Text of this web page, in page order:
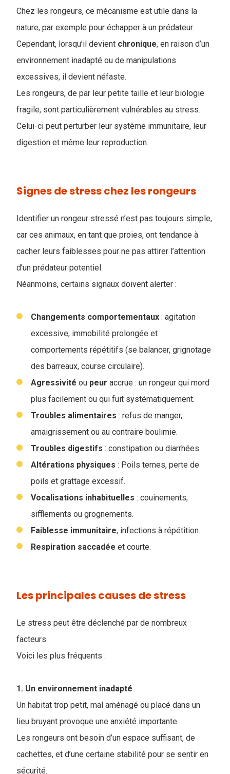
Chez les rongeurs, ce mécanisme est utile dans la
nature, par exemple pour échapper à un prédateur.
Cependant, lorsqu’il devient chronique, en raison d’un
environnement inadapté ou de manipulations
excessives, il devient néfaste.
Les rongeurs, de par leur petite taille et leur biologie
fragile, sont particulièrement vulnérables au stress.
Celui-ci peut perturber leur système immunitaire, leur
digestion et même leur reproduction.
Signes de stress chez les rongeurs
Identifier un rongeur stressé n’est pas toujours simple,
car ces animaux, en tant que proies, ont tendance à
cacher leurs faiblesses pour ne pas attirer l’attention
d’un prédateur potentiel.
Néanmoins, certains signaux doivent alerter :
Changements comportementaux : agitation
excessive, immobilité prolongée et
comportements répétitifs (se balancer, grignotage
des barreaux, course circulaire).
Agressivité ou peur accrue : un rongeur qui mord
plus facilement ou qui fuit systématiquement.
Troubles alimentaires : refus de manger,
amaigrissement ou au contraire boulimie.
Troubles digestifs : constipation ou diarrhées.
Altérations physiques : Poils ternes, perte de
poils et grattage excessif.
Vocalisations inhabituelles : couinements,
sifflements ou grognements.
Faiblesse immunitaire, infections à répétition.
Respiration saccadée et courte.
Les principales causes de stress
Le stress peut être déclenché par de nombreux
facteurs.
Voici les plus fréquents :
1. Un environnement inadapté
Un habitat trop petit, mal aménagé ou placé dans un
lieu bruyant provoque une anxiété importante.
Les rongeurs ont besoin d’un espace suffisant, de
cachettes, et d’une certaine stabilité pour se sentir en
sécurité.